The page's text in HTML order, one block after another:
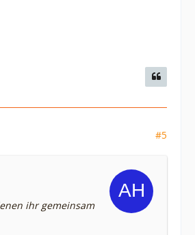
#5
ihr gemeinsam